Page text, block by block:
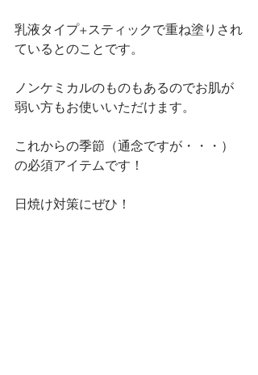
乳液タイプ+スティックで重ね塗りされ
ているとのことです。
ノンケミカルのものもあるのでお肌が
弱い方もお使いいただけます。
これからの季節（通念ですが・・・）
の必須アイテムです！
日焼け対策にぜひ！